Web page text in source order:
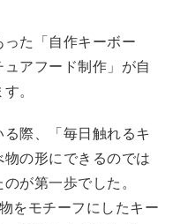
た「自作キーボー
アフード制作」が自
。
際、「毎日触れるキ
の形にできるのでは
が第一歩でした。
をモチーフにしたキー